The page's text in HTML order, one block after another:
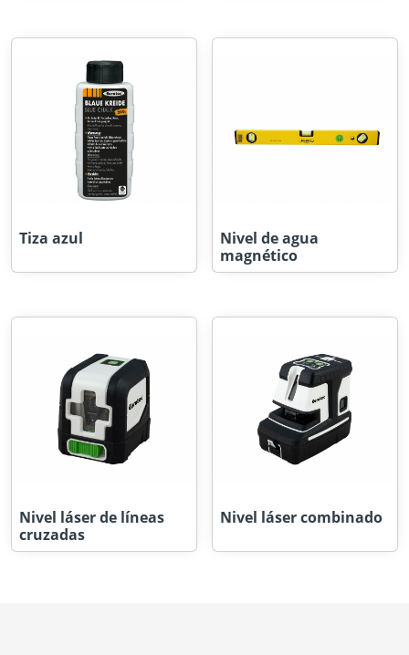
Tiza azul
Nivel de agua
magnético
Nivel láser de líneas
cruzadas
Nivel láser combinado